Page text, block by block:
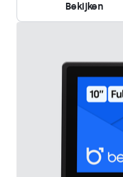
Bekijken